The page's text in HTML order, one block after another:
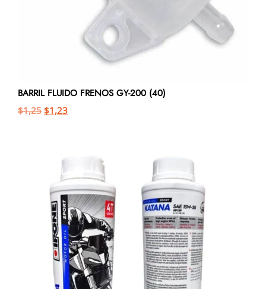
BARRIL FLUIDO FRENOS GY-200 (40)
$1,25 $1,23